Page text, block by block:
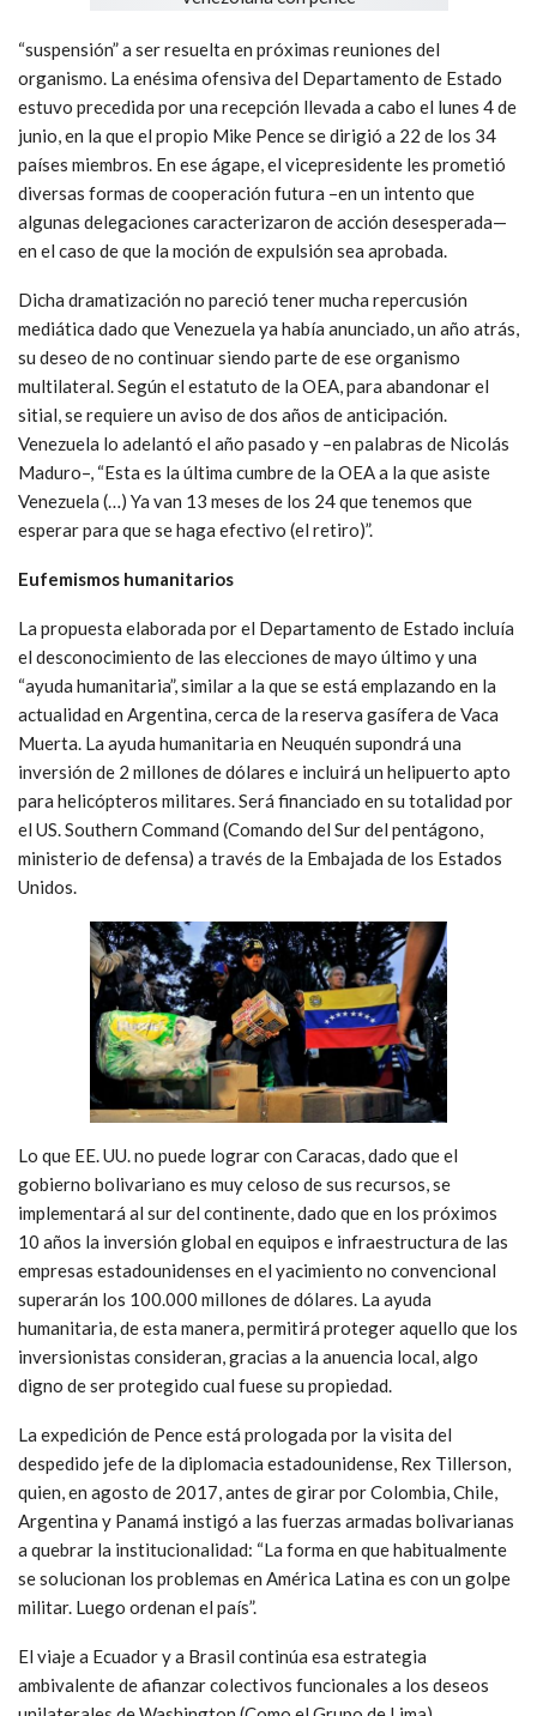
“suspensión” a ser resuelta en próximas reuniones del
organismo. La enésima ofensiva del Departamento de Estado
estuvo precedida por una recepción llevada a cabo el lunes 4 de
junio, en la que el propio Mike Pence se dirigió a 22 de los 34
países miembros. En ese ágape, el vicepresidente les prometió
diversas formas de cooperación futura –en un intento que
algunas delegaciones caracterizaron de acción desesperada—
en el caso de que la moción de expulsión sea aprobada.
Dicha dramatización no pareció tener mucha repercusión
mediática dado que Venezuela ya había anunciado, un año atrás,
su deseo de no continuar siendo parte de ese organismo
multilateral. Según el estatuto de la OEA, para abandonar el
sitial, se requiere un aviso de dos años de anticipación.
Venezuela lo adelantó el año pasado y –en palabras de Nicolás
Maduro–, “Esta es la última cumbre de la OEA a la que asiste
Venezuela (…) Ya van 13 meses de los 24 que tenemos que
esperar para que se haga efectivo (el retiro)”.
Eufemismos humanitarios
La propuesta elaborada por el Departamento de Estado incluía
el desconocimiento de las elecciones de mayo último y una
“ayuda humanitaria”, similar a la que se está emplazando en la
actualidad en Argentina, cerca de la reserva gasífera de Vaca
Muerta. La ayuda humanitaria en Neuquén supondrá una
inversión de 2 millones de dólares e incluirá un helipuerto apto
para helicópteros militares. Será financiado en su totalidad por
el US. Southern Command (Comando del Sur del pentágono,
ministerio de defensa) a través de la Embajada de los Estados
Unidos.
Lo que EE. UU. no puede lograr con Caracas, dado que el
gobierno bolivariano es muy celoso de sus recursos, se
implementará al sur del continente, dado que en los próximos
10 años la inversión global en equipos e infraestructura de las
empresas estadounidenses en el yacimiento no convencional
superarán los 100.000 millones de dólares. La ayuda
humanitaria, de esta manera, permitirá proteger aquello que los
inversionistas consideran, gracias a la anuencia local, algo
digno de ser protegido cual fuese su propiedad.
La expedición de Pence está prologada por la visita del
despedido jefe de la diplomacia estadounidense, Rex Tillerson,
quien, en agosto de 2017, antes de girar por Colombia, Chile,
Argentina y Panamá instigó a las fuerzas armadas bolivarianas
a quebrar la institucionalidad: “La forma en que habitualmente
se solucionan los problemas en América Latina es con un golpe
militar. Luego ordenan el país”.
El viaje a Ecuador y a Brasil continúa esa estrategia
ambivalente de afianzar colectivos funcionales a los deseos